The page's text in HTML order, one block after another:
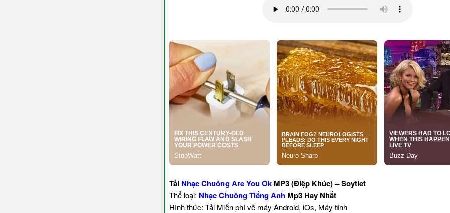
Tải Nhạc Chuông Are You Ok MP3 (Điệp Khúc) – Soytiet
Thể loại: Nhạc Chuông Tiếng Anh Mp3 Hay Nhất
Hình thức: Tải Miễn phí về máy Android, iOs, Máy tính